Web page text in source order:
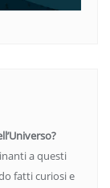
a questi
fatti curiosi e